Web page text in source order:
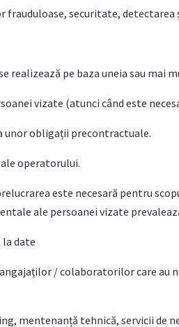
securitate, detectarea
realizează pe baza uneia sau
vizate (atunci când este
unor obligații precontractuale.
operatorului.
este necesară pentru
ale persoanei vizate
date
/ colaboratorilor care au
mentenanță tehnică, servicii de